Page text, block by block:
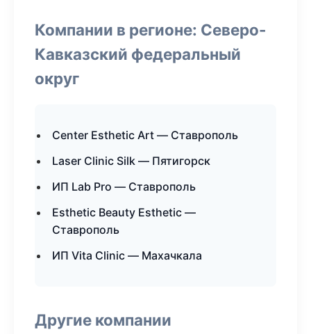
Компании в регионе: Северо-
Кавказский федеральный
округ
Center Esthetic Art — Ставрополь
Laser Clinic Silk — Пятигорск
ИП Lab Pro — Ставрополь
Esthetic Beauty Esthetic —
Ставрополь
ИП Vita Clinic — Махачкала
Другие компании